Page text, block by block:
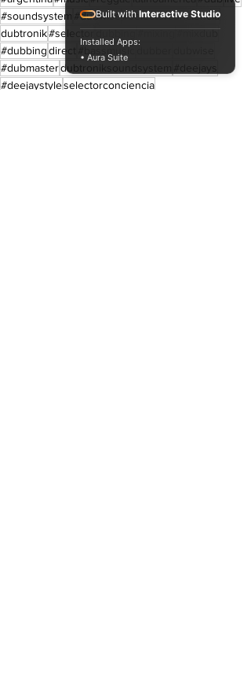
#soundsystem
#dubwise#selectorconciencia
dubtronik#selectordubbing#mixing#mixdub
#dubbingdirect #bassmusic
#dubmasterdubtroniksoundsystem
#deejays
#deejaystyleselectorconciencia
Built with Interactive Studio
Installed Apps:
• Aura Suite